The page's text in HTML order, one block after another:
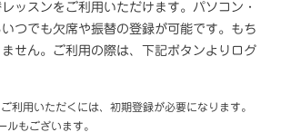
ッスンをご利用いただけます。パソコン・
つでも欠席や振替の登録が可能です。もち
せん。ご利用の際は、下記ボタンよりログ
利用いただくには、初期登録が必要になります。
もございます。